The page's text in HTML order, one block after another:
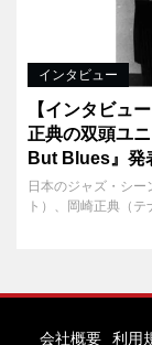
インタビュー
【インタビュ
正典の双頭ユ
But Blues』発
日本のジャズ・シ
ト）、岡崎正典（テ
会社概要 利用